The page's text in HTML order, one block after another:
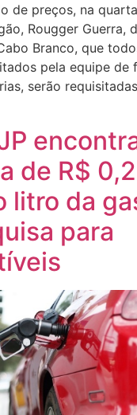
de preços, na
Rougger Guerra,
Branco, que
pela equipe de
serão
de R$
litro da
para